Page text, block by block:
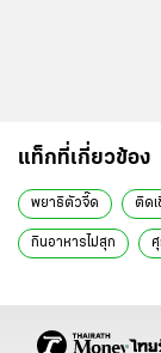
แท็กที่เกี่ยวข้อง
พยาธิตัวจี๊ด ติด
กินอาหารไม่สุก